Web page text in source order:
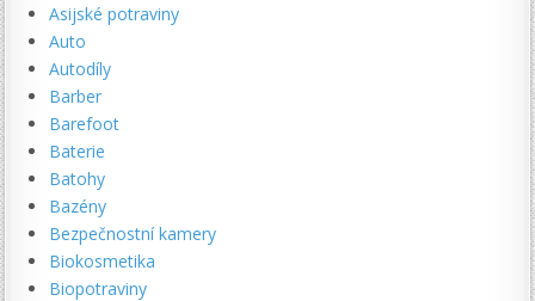
Asijské potraviny
Auto
Autodíly
Barber
Barefoot
Baterie
Batohy
Bazény
Bezpečnostní kamery
Biokosmetika
Biopotraviny